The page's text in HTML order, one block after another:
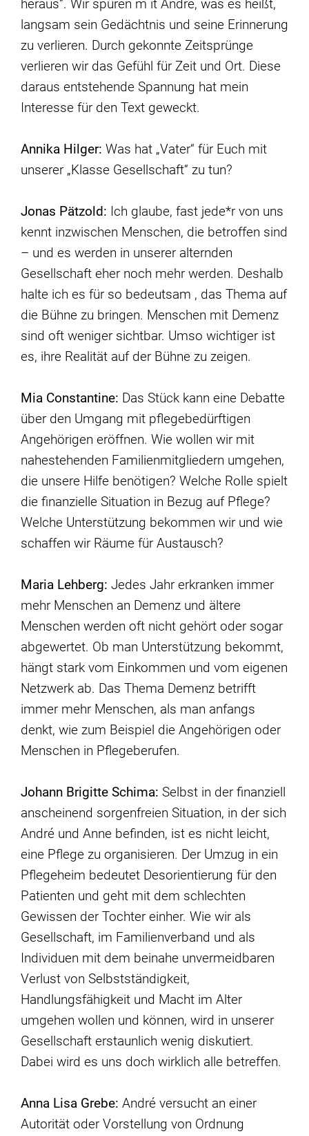
heraus“. Wir spüren m it André, was es heißt,
langsam sein Gedächtnis und seine Erinnerung
zu verlieren. Durch gekonnte Zeitsprünge
verlieren wir das Gefühl für Zeit und Ort. Diese
daraus entstehende Spannung hat mein
Interesse für den Text geweckt.
Annika Hilger: Was hat „Vater“ für Euch mit
unserer „Klasse Gesellschaft“ zu tun?
Jonas Pätzold: Ich glaube, fast jede*r von uns
kennt inzwischen Menschen, die betroffen sind
– und es werden in unserer alternden
Gesellschaft eher noch mehr werden. Deshalb
halte ich es für so bedeutsam , das Thema auf
die Bühne zu bringen. Menschen mit Demenz
sind oft weniger sichtbar. Umso wichtiger ist
es, ihre Realität auf der Bühne zu zeigen.
Mia Constantine: Das Stück kann eine Debatte
über den Umgang mit pflegebedürftigen
Angehörigen eröffnen. Wie wollen wir mit
nahestehenden Familienmitgliedern umgehen,
die unsere Hilfe benötigen? Welche Rolle spielt
die finanzielle Situation in Bezug auf Pflege?
Welche Unterstützung bekommen wir und wie
schaffen wir Räume für Austausch?
Maria Lehberg: Jedes Jahr erkranken immer
mehr Menschen an Demenz und ältere
Menschen werden oft nicht gehört oder sogar
abgewertet. Ob man Unterstützung bekommt,
hängt stark vom Einkommen und vom eigenen
Netzwerk ab. Das Thema Demenz betrifft
immer mehr Menschen, als man anfangs
denkt, wie zum Beispiel die Angehörigen oder
Menschen in Pflegeberufen.
Johann Brigitte Schima: Selbst in der finanziell
anscheinend sorgenfreien Situation, in der sich
André und Anne befinden, ist es nicht leicht,
eine Pflege zu organisieren. Der Umzug in ein
Pflegeheim bedeutet Desorientierung für den
Patienten und geht mit dem schlechten
Gewissen der Tochter einher. Wie wir als
Gesellschaft, im Familienverband und als
Individuen mit dem beinahe unvermeidbaren
Verlust von Selbstständigkeit,
Handlungsfähigkeit und Macht im Alter
umgehen wollen und können, wird in unserer
Gesellschaft erstaunlich wenig diskutiert.
Dabei wird es uns doch wirklich alle betreffen.
Anna Lisa Grebe: André versucht an einer
Autorität oder Vorstellung von Ordnung